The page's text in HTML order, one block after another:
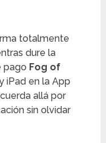
totalmente
dure la
pago Fog of
iPad en la App
allá por
sin olvidar